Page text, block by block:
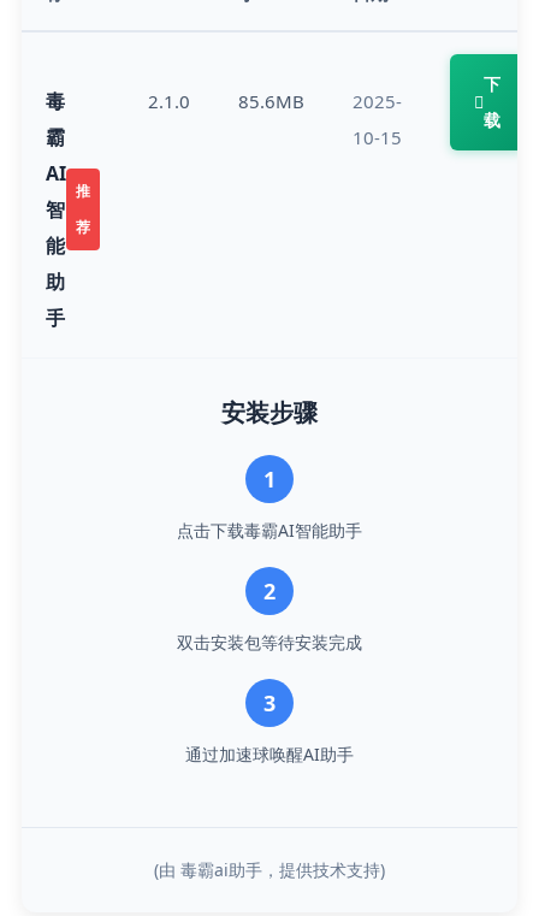
毒
霸
AI
智
能
助
手
推
荐
2.1.0 85.6MB
2025-
10-15
下
载
安装步骤
1
点击下载毒霸AI智能助手
2
双击安装包等待安装完成
3
通过加速球唤醒AI助手
(由 毒霸ai助手，提供技术支持)